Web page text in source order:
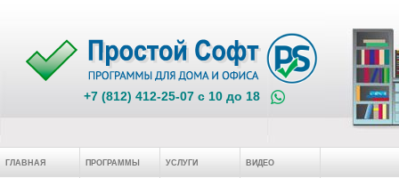
+7 (812) 412-25-07 c 10 до 18
ГЛАВНАЯ ПРОГРАММЫ УСЛУГИ ВИДЕО